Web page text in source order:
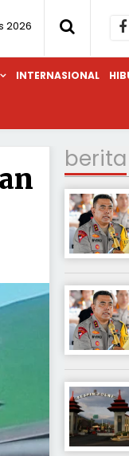
2026
INTERNASIONAL
berita